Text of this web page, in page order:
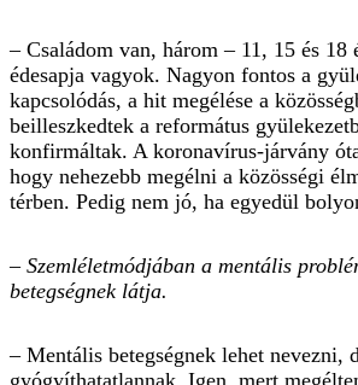
– Családom van, három – 11, 15 és 18
édesapja vagyok. Nagyon fontos a
kapcsolódás, a hit megélése a
beilleszkedtek a református
konfirmáltak. A koronavírus-járvány
hogy nehezebb megélni a közösségi
térben. Pedig nem jó, ha egyedül
– Szemléletmódjában a mentális
betegségnek látja.
– Mentális betegségnek lehet nevezni,